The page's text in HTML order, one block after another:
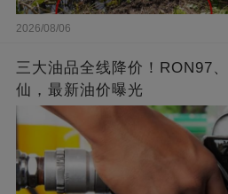
2026/08/06
三大油品全线降价！RON97
仙，最新油价曝光